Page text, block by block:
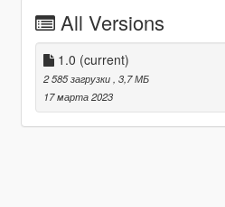
All Versions
1.0 (current)
2 585 загрузки , 3,7 МБ
17 марта 2023